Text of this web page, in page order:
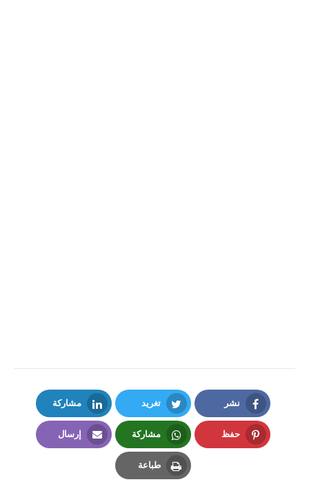
نشر
Facebook
تغريد
Twitter
مشاركة
LinkedIn
حفظ مشاركة
Whatsapp
إرسال
طباعة